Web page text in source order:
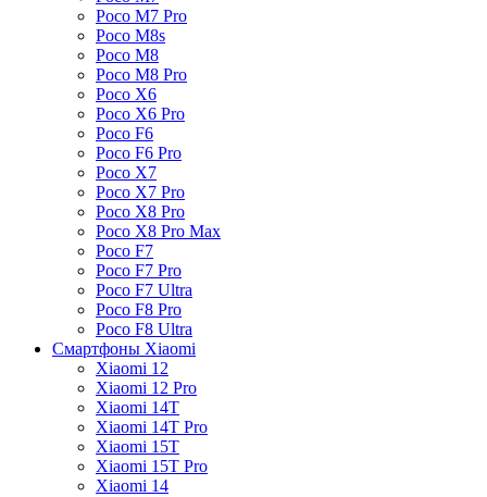
Poco M7 Pro
Poco M8s
Poco M8
Poco M8 Pro
Poco X6
Poco X6 Pro
Poco F6
Poco F6 Pro
Poco X7
Poco X7 Pro
Poco X8 Pro
Poco X8 Pro Max
Poco F7
Poco F7 Pro
Poco F7 Ultra
Poco F8 Pro
Poco F8 Ultra
Смартфоны Xiaomi
Xiaomi 12
Xiaomi 12 Pro
Xiaomi 14T
Xiaomi 14T Pro
Xiaomi 15T
Xiaomi 15T Pro
Xiaomi 14